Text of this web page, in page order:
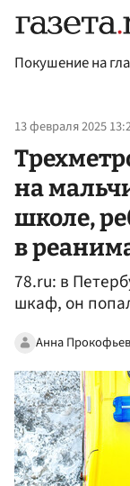
Покушение на
13 февраля 2025
на
школе,
в
78.ru: в
шкаф, он
Анна